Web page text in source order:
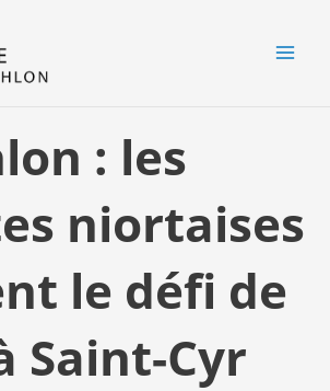
: les
niortaises
le défi de
Saint-Cyr